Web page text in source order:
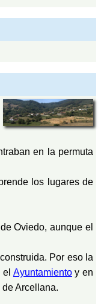
en la permuta
los lugares de
de Oviedo, aunque el
Por eso la
Ayuntamientoy en
Arcellana.